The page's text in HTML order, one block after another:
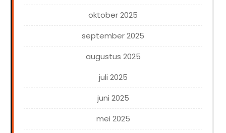
oktober 2025
september 2025
augustus 2025
juli 2025
juni 2025
mei 2025